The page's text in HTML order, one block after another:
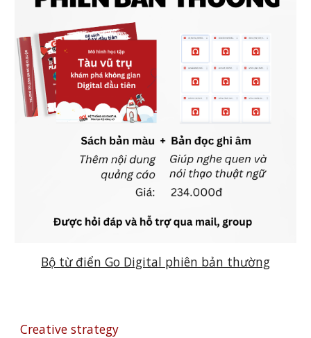
Bộ từ điển Go Digital phiên bản thường
Creative strategy